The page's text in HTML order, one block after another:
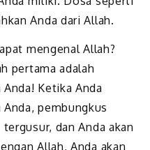
Anda dari Allah.
mengenal Allah?
pertama adalah
Ketika Anda
pembungkus
dan Anda akan
Allah, Anda akan